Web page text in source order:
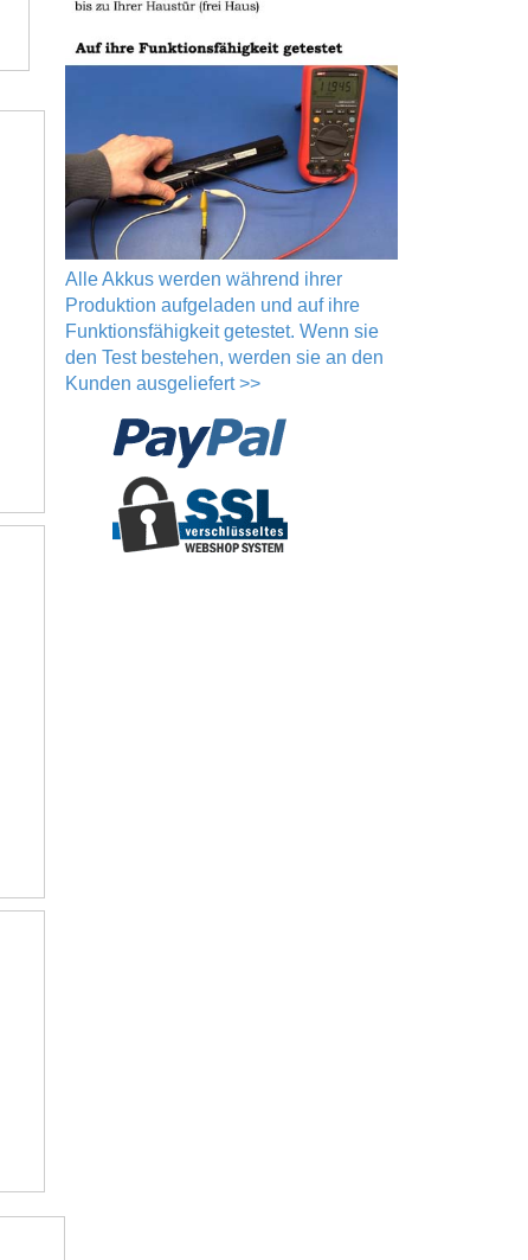
Alle Akkus werden während ihrer
Produktion aufgeladen und auf ihre
Funktionsfähigkeit getestet. Wenn sie
den Test bestehen, werden sie an den
Kunden ausgeliefert >>